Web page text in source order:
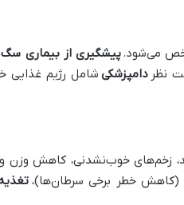
می‌شود.پیشگیری از بیماری سگ
نظر دامپزشکی شامل رژیم غذایی
زخم‌های خوب‌نشدنی، کاهش وزن و
خطر برخی سرطان‌ها)،